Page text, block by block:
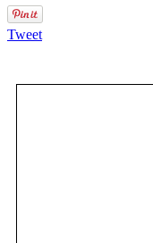
Tweet